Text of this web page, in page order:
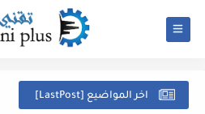
اخر المواضيع [LastPost]